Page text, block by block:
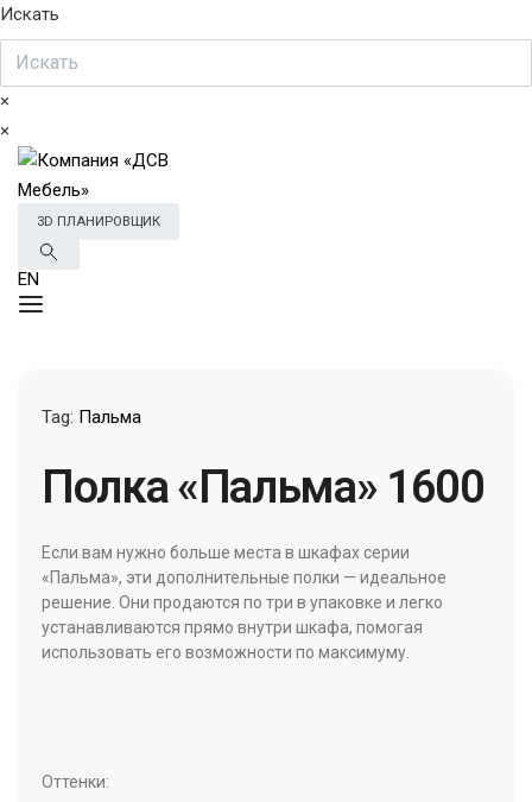
Искать
×
×
3D ПЛАНИРОВЩИК
EN
Полка «Пальма» 1600
Если вам нужно больше места в шкафах серии
«Пальма», эти дополнительные полки — идеальное
решение. Они продаются по три в упаковке и легко
устанавливаются прямо внутри шкафа, помогая
использовать его возможности по максимуму.
Оттенки:
Tag: Пальма